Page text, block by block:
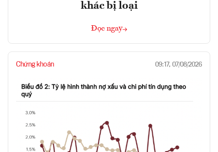
khác bị loại
Đọc ngay
Chứng khoán 09:17, 07/08/2026